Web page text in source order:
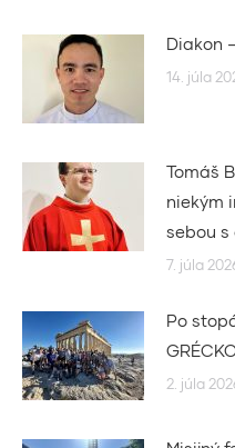
Diakon
14. júla
Tomáš
niekým
sebou s
7. júla
Po
2. júla